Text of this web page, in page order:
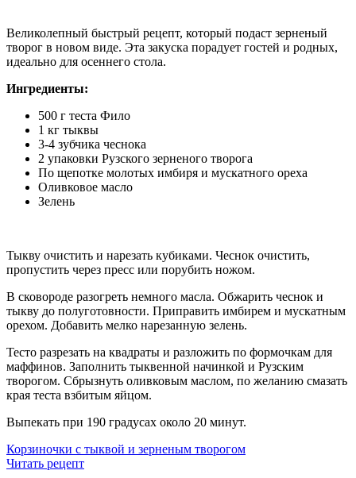
Великолепный быстрый рецепт, который подаст зерненый
творог в новом виде. Эта закуска порадует гостей и родных,
идеально для осеннего стола.
Ингредиенты:
500 г теста Фило
1 кг тыквы
3-4 зубчика чеснока
2 упаковки Рузского зерненого творога
По щепотке молотых имбиря и мускатного ореха
Оливковое масло
Зелень
Тыкву очистить и нарезать кубиками. Чеснок очистить,
пропустить через пресс или порубить ножом.
В сковороде разогреть немного масла. Обжарить чеснок и
тыкву до полуготовности. Приправить имбирем и мускатным
орехом. Добавить мелко нарезанную зелень.
Тесто разрезать на квадраты и разложить по формочкам для
маффинов. Заполнить тыквенной начинкой и Рузским
творогом. Сбрызнуть оливковым маслом, по желанию смазать
края теста взбитым яйцом.
Выпекать при 190 градусах около 20 минут.
Корзиночки с тыквой и зерненым творогом
Читать рецепт